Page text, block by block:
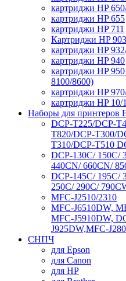
картриджи HP
картриджи HP 655
картриджи HP 711
Картриджи HP 903
картриджи HP
картриджи HP 940
картриджи HP
8100/8600)
картриджи HP
картриджи HP 10/
Наборы для принтеров
DCP-T225/DCP-
T820/DCP-T300/
T310/DCP-T510
DCP-130C/ 150C/
440CN/ 660CN/
DCP-145C/ 195C/
250C/ 290C/
MFC-J2510/2310
MFC-J6510DW,
MFC-J5910DW,
J925DW,MFC-
СНПЧ
для Epson
для Canon
для HP